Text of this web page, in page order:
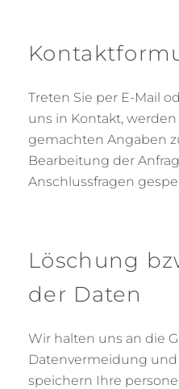
Treten Sie per E-Mail
uns in Kontakt,
gemachten Angaben
Bearbeitung der
Anschlussfragen
Löschung
der Daten
Wir halten uns an die
Datenvermeidung
speichern Ihre